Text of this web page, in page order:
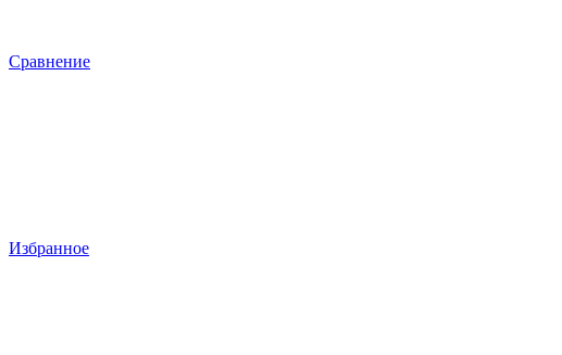
Сравнение
Избранное